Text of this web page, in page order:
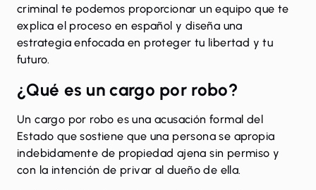
criminal te podemos proporcionar un equipo que te
explica el proceso en español y diseña una
estrategia enfocada en proteger tu libertad y tu
futuro.
¿Qué es un cargo por robo?
Un cargo por robo es una acusación formal del
Estado que sostiene que una persona se apropia
indebidamente de propiedad ajena sin permiso y
con la intención de privar al dueño de ella.